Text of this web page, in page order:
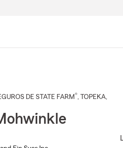
DE STATE FARM®, TOPEKA,